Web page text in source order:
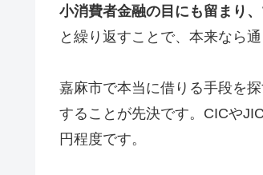
小消費者金融の目にも留まり
と繰り返すことで、本来なら
嘉麻市で本当に借りる手段を
することが先決です。CICや
円程度です。